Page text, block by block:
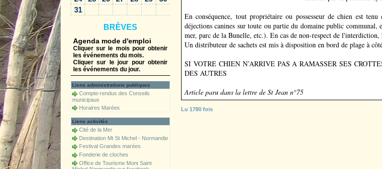
31
BRÈVES
Agenda mode d'emploi
Cliquer sur le mois pour obtenir
les événements du mois.
Cliquer sur le jour pour obtenir
les événements du jour.
Liens administrations publiques
Compte-rendus des Conseils
municipaux
Horaires Marées
Liens activités
Cité de la Mer
Destination Mt St Michel - Normandie
Festival Grandes marées
Fonderie de cloches
Office de Tourisme Mont Saint
En conséquence, tout propriétaire ou possesseur de chien est
déjections canines sur toute ou partie du domaine public
mer, parc de la Bunelle, etc.). En cas de non-respect de
Un distributeur de sachets est mis à disposition en bord de plage à
SI VOTRE CHIEN N’ARRIVE PAS A RAMASSER SES
DES AUTRES
Article paru dans la lettre de St Jean n°75
Lu 1780 fois